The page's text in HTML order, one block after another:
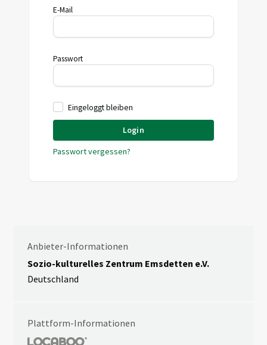
E-Mail
Passwort
Eingeloggt bleiben
Login
Passwort vergessen?
Anbieter-Informationen
Sozio-kulturelles Zentrum Emsdetten e.V.
Deutschland
Plattform-Informationen